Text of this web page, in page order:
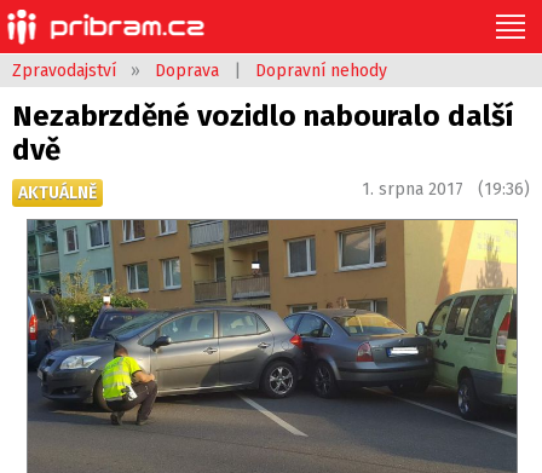
Zpravodajství » Doprava Dopravní nehody
Nezabrzděné vozidlo nabouralo další
dvě
AKTUÁLNĚ 1. srpna 2017 (19:36)